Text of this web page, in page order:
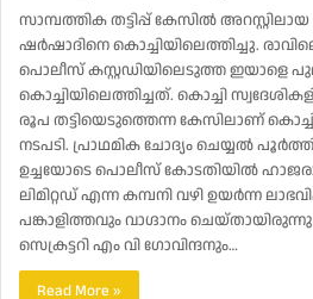
സാമ്പത്തിക തട്ടിപ്പ് കേസിൽ
ഷർഷാദിനെ കൊച്ചിയിലെത്തിച്ചു.
പൊലീസ് കസ്റ്റഡിയിലെടുത്ത ഇയാളെ
കൊച്ചിയിലെത്തിച്ചത്. കൊച്ചി
രൂപ തട്ടിയെടുത്തെന്ന കേസിലാണ്
നടപടി. പ്രാഥമിക ചോദ്യം ചെയ്യൽ
ഉച്ചയോടെ പൊലീസ് കോടതിയിൽ
ലിമിറ്റഡ് എന്ന കമ്പനി വഴി ഉയർന്ന
പങ്കാളിത്തവും വാഗ്ദാനം ചെയ്തായിരുന്നു
സെക്രട്ടറി എം വി ഗോവിന്ദനും…
Read More »